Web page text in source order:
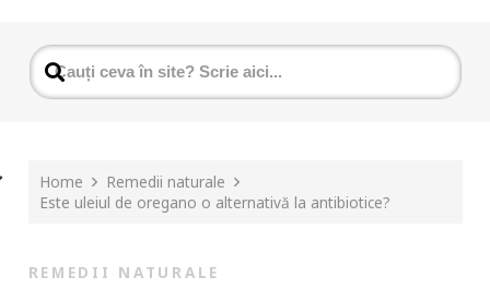
Home
Remedii naturale
Este uleiul de oregano o alternativă la antibiotice?
REMEDII NATURALE